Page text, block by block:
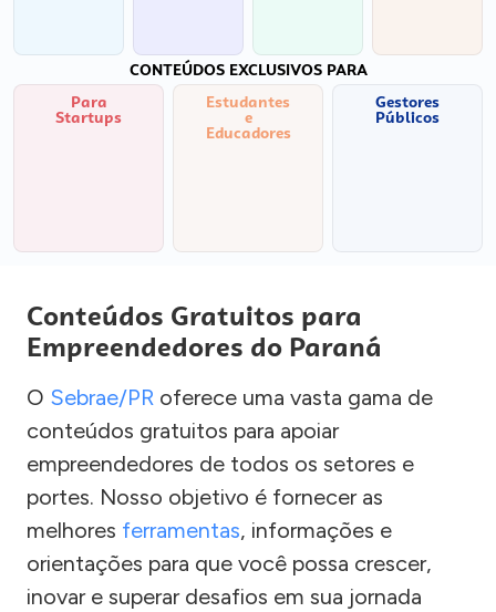
CONTEÚDOS EXCLUSIVOS PARA
Para
Startups
Estudantes
e
Educadores
Gestores
Públicos
Conteúdos Gratuitos para
Empreendedores do Paraná
O Sebrae/PR oferece uma vasta gama de
conteúdos gratuitos para apoiar
empreendedores de todos os setores e
portes. Nosso objetivo é fornecer as
melhores ferramentas, informações e
orientações para que você possa crescer,
inovar e superar desafios em sua jornada